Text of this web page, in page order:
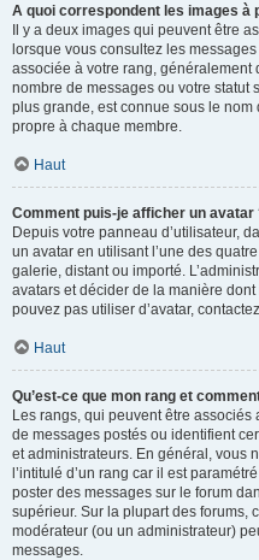
A quoi correspondent les images à
Il y a deux images qui peuvent être
lorsque vous consultez les messages
associée à votre rang,
nombre de messages ou votre statut
plus grande, est connue sous le nom
propre à chaque membre.
Haut
Comment puis-je afficher un avatar
Depuis votre panneau d’utilisateur,
un avatar en utilisant l’une des
galerie, distant ou importé.
avatars et décider de la manière
pouvez pas utiliser d’avatar,
Haut
Qu’est-ce que mon rang et
Les rangs, qui peuvent être associés
de messages postés ou identifient
et administrateurs. En général, vous
l’intitulé d’un rang car il est
poster des messages sur le forum
supérieur. Sur la plupart des forums,
modérateur (ou un administrateur)
messages.